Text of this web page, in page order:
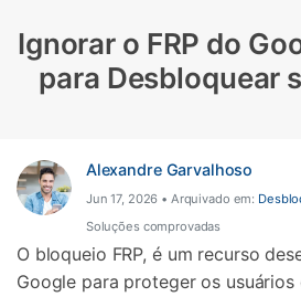
Encontre Mais Soluções
Ignorar o FRP do
para Desbloquear
Alexandre Garvalhoso
Jun 17, 2026 • Arquivado em:
Soluções comprovadas
O bloqueio FRP, é um recurso
Google para proteger os usuários